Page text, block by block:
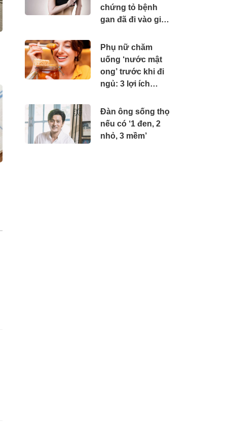
chứng tỏ bệnh
gan đã đi vào giai
khám gấp
Phụ nữ chăm
uống ‘nước mật
ong’ trước khi đi
ngủ: 3 lợi ích
đến
Đàn ông sống thọ
nếu có ‘1 đen, 2
nhỏ, 3 mềm’